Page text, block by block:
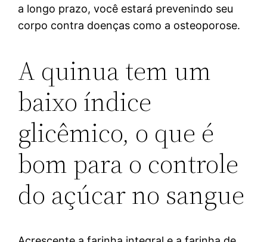
a longo prazo, você estará prevenindo seu
corpo contra doenças como a osteoporose.
A quinua tem um
baixo índice
glicêmico, o que é
bom para o controle
do açúcar no sangue